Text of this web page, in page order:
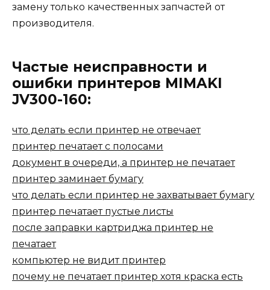
замену только качественных запчастей от
производителя.
Частые неисправности и
ошибки принтеров MIMAKI
JV300-160:
что делать если принтер не отвечает
принтер печатает с полосами
документ в очереди, а принтер не печатает
принтер заминает бумагу
что делать если принтер не захватывает бумагу
принтер печатает пустые листы
после заправки картриджа принтер не
печатает
компьютер не видит принтер
почему не печатает принтер хотя краска есть